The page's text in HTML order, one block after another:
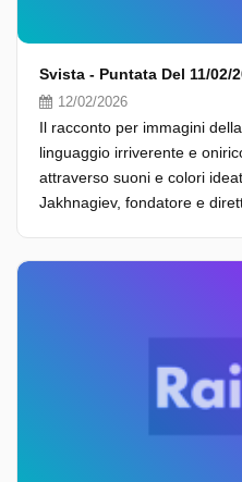
Svista - Puntata Del 11/02/
12/02/2026
Il racconto per immagini
linguaggio irriverente e
attraverso suoni e colori
Jakhnagiev, fondatore e